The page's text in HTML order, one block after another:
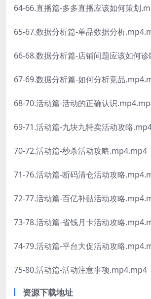
64-66.直播篇-多多直播应该如何策划
65-67.数据分析篇-单品数据分析
66-68.数据分析篇-店铺问题应该如何
67-69.数据分析篇-如何分析竞品
68-70.活动篇-活动的正确认识
69-71.活动篇-九块九特卖活动攻略
70-72.活动篇-秒杀活动攻略.mp4.mp4
71-76.活动篇-断码清仓活动攻略
72-77.活动篇-百亿补贴活动攻略
73-78.活动篇-省钱月卡活动攻略
74-79.活动篇-平台大促活动攻略
75-80.活动篇-活动注意事项.mp4.mp4
资源下载地址